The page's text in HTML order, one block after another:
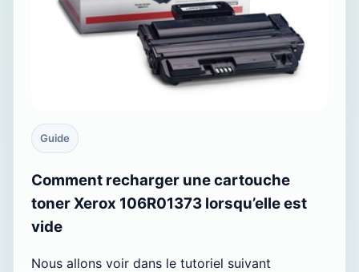
Guide
Comment recharger une cartouche
toner Xerox 106R01373 lorsqu’elle est
vide
Nous allons voir dans le tutoriel suivant